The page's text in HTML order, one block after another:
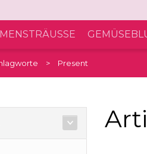
Present